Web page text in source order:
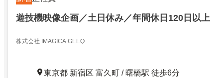
遊技機映像企画／土日休み／年間休日120日以上
株式会社 IMAGICA GEEQ
東京都 新宿区 富久町 / 曙橋駅 徒歩6分